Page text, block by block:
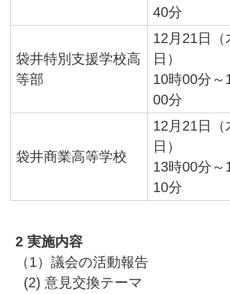
40分
袋井特別支援学校高
等部
12月21日（
日）
10時00分～
00分
袋井商業高等学校
12月21日（
日）
13時00分～
10分
2 実施内容
（1）議会の活動報告
(2) 意見交換テーマ